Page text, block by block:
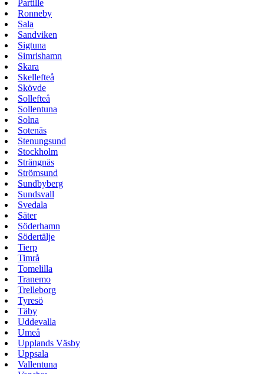
Partille
Ronneby
Sala
Sandviken
Sigtuna
Simrishamn
Skara
Skellefteå
Skövde
Sollefteå
Sollentuna
Solna
Sotenäs
Stenungsund
Stockholm
Strängnäs
Strömsund
Sundbyberg
Sundsvall
Svedala
Säter
Söderhamn
Södertälje
Tierp
Timrå
Tomelilla
Tranemo
Trelleborg
Tyresö
Täby
Uddevalla
Umeå
Upplands Väsby
Uppsala
Vallentuna